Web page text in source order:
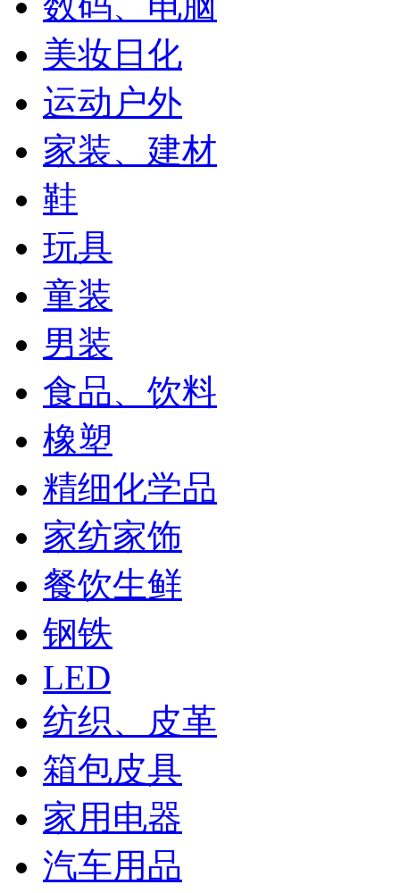
美妆日化
运动户外
家装、建材
鞋
玩具
童装
男装
食品、饮料
橡塑
精细化学品
家纺家饰
餐饮生鲜
钢铁
LED
纺织、皮革
箱包皮具
家用电器
汽车用品